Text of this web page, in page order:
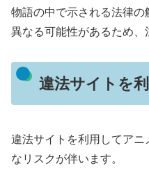
物語の中で示される法律
異なる可能性があるため、
違法サイトを
違法サイトを利用してアニ
なリスクが伴います。